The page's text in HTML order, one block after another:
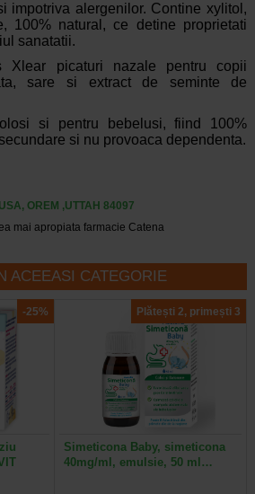
impotriva alergenilor. Contine xylitol,
100% natural, ce detine proprietati
sanatatii.
Xlear picaturi nazale pentru copii
sare si extract de seminte de
si pentru bebelusi, fiind 100%
si nu provoaca dependenta.
OREM ,UTTAH 84097
mai apropiata farmacie Catena
ACEEASI CATEGORIE
-25% Plătești 2, primești 3
Simeticona Baby, simeticona
40mg/ml, emulsie, 50 ml…